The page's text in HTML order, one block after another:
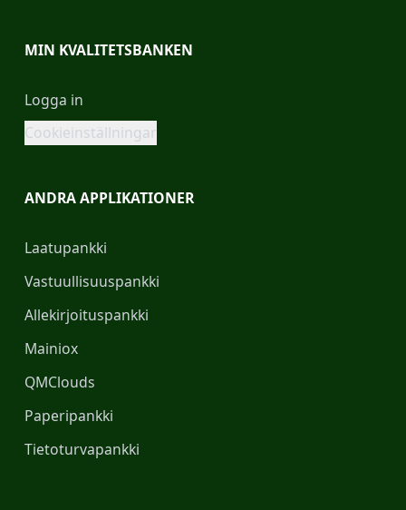
MIN KVALITETSBANKEN
Logga in
Cookieinställningar
ANDRA APPLIKATIONER
Laatupankki
Vastuullisuuspankki
Allekirjoituspankki
Mainiox
QMClouds
Paperipankki
Tietoturvapankki